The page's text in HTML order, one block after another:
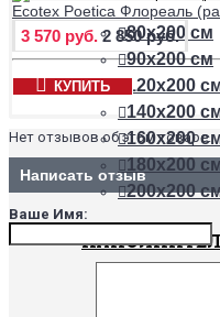
80х200 см
90х200 см
120х200
140х200
160х200
180х200
200х200
Ecotex Poetica Флореаль
3 570 руб. 2 850 руб.
КУПИТЬ
Нет отзывов об этом товаре.
Написать отзыв
Ваше Имя: